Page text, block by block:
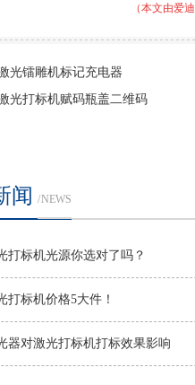
（本文由爱
光镭雕机标记充电器
光打标机赋码瓶盖二维码
闻 / NEWS
打标机光源你选对了吗？
打标机价格5大件！
器对激光打标机打标效果影响